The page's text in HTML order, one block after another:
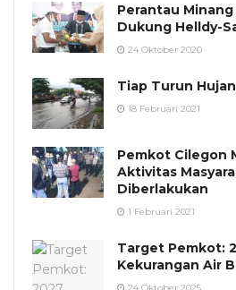
Perantau
Dukung Helldy-
24 Oktober 2020
Tiap Turun
18 Februari 2021
Pemkot Cilegon
Aktivitas
Diberlakukan
1 Februari 2021
Target Pemkot:
Kekurangan Air